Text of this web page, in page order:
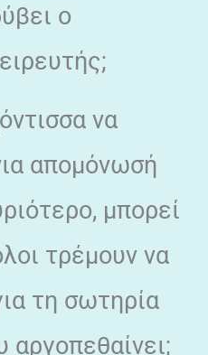
ο
να
απομόνωσή
μπορεί
τρέμουν να
τη σωτηρία